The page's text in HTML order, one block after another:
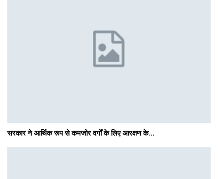
सरकार ने आर्थिक रूप से कमजोर वर्गों के लिए आरक्षण के…